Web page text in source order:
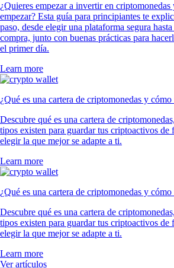
¿Quieres empezar a invertir en criptomonedas
empezar? Esta guía para principiantes te
paso, desde elegir una plataforma segura
compra, junto con buenas prácticas para
el primer día.
Learn more
¿Qué es una cartera de criptomonedas y
Descubre qué es una cartera de
tipos existen para guardar tus criptoactivos de
elegir la que mejor se adapte a ti.
Learn more
¿Qué es una cartera de criptomonedas y
Descubre qué es una cartera de
tipos existen para guardar tus criptoactivos de
elegir la que mejor se adapte a ti.
Learn more
Ver artículos